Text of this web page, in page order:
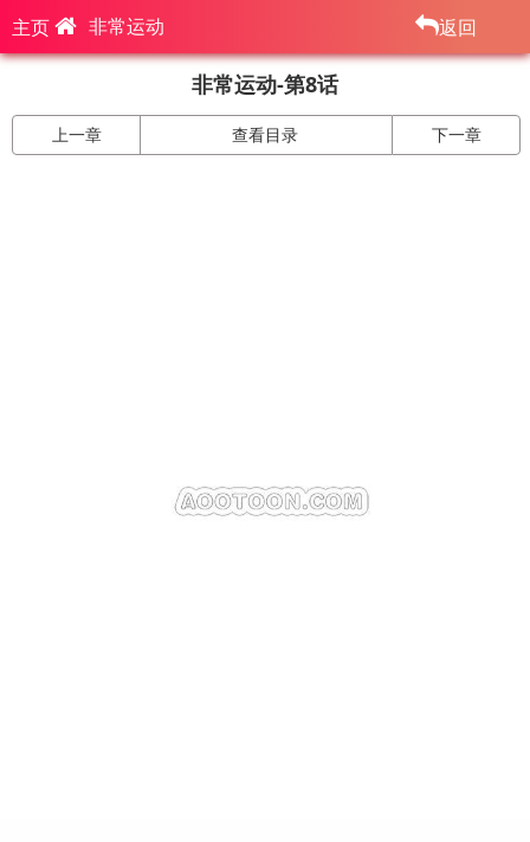
主页 非常运动 返回
非常运动-第8话
上一章 查看目录 下一章